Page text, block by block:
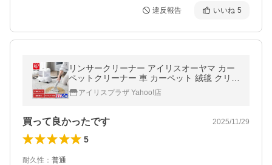
違反報告 いいね 5
リンサークリーナー アイリスオーヤマ カー
ペットクリーナー 車 カーペット 絨毯 クリー
ナー 掃除機 大容量 RNSP-P1600 安心延長保
証対象アイリスプラザ Yahoo!店
買って良かったです 2025/11/29
5
耐久性 ： 普通